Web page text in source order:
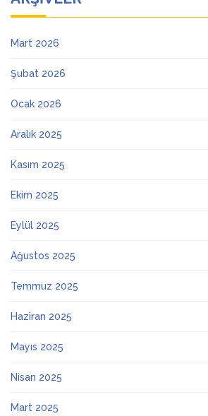
Mart 2026
Şubat 2026
Ocak 2026
Aralık 2025
Kasım 2025
Ekim 2025
Eylül 2025
Ağustos 2025
Temmuz 2025
Haziran 2025
Mayıs 2025
Nisan 2025
Mart 2025